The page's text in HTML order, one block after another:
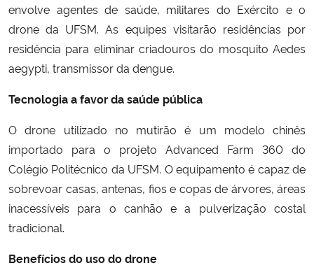
Banco Central do Brasil
Planalto
envolve agentes de saúde, militares do Exército e o
drone da UFSM. As equipes visitarão residências por
residência para eliminar criadouros do mosquito Aedes
aegypti, transmissor da dengue.
Tecnologia a favor da saúde pública
O drone utilizado no mutirão é um modelo chinês
importado para o projeto Advanced Farm 360 do
Colégio Politécnico da UFSM. O equipamento é capaz de
sobrevoar casas, antenas, fios e copas de árvores, áreas
inacessíveis para o canhão e a pulverização costal
tradicional.
Benefícios do uso do drone